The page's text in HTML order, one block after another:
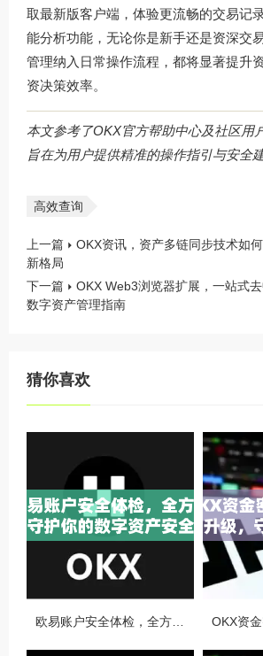
取最新版客户端，体验更流畅的交易记
能分析功能，无论你是新手还是资深交
管理纳入日常操作流程，都将显著提升
资决策效率。
本文参考了OKX官方帮助中心及社区用
旨在为用户提供精准的操作指引与安全建
高效查询
上一篇
OKX资讯，资产多链同步技术如
新格局
下一篇
OKX Web3浏览器扩展，一站式
数字资产管理指南
猜你喜欢